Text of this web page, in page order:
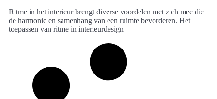
Ritme in het interieur brengt diverse voordelen met zich mee die
de harmonie en samenhang van een ruimte bevorderen. Het
toepassen van ritme in interieurdesign